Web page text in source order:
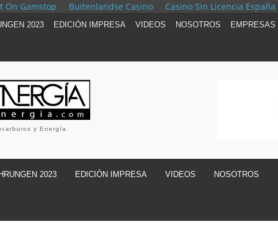
On Gamstop Buitenlandse Casino Casino Sin Licencia España
2023 EDICIÓN IMPRESA VIDEOS NOSOTROS EMPRESAS
y Energía
2023 EDICIÓN IMPRESA VIDEOS NOSOTROS